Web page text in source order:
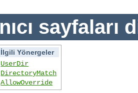
sayfaları
İlgili Yönergeler
UserDir
DirectoryMatch
AllowOverride